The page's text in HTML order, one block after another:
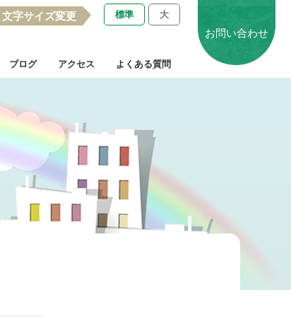
文字サイズ変更 標準 大
ブログ アクセス よくある質問
お問い合わせ